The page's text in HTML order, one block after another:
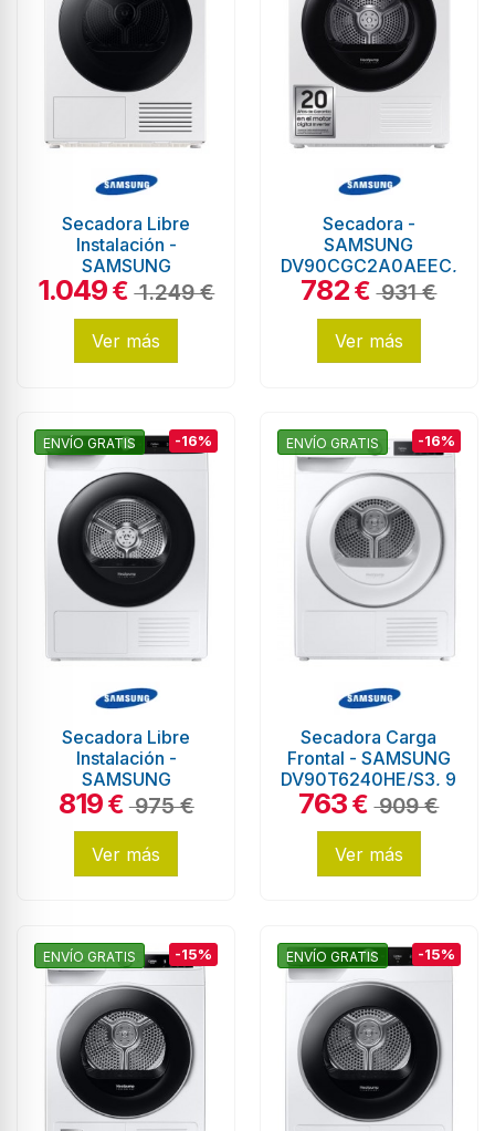
Secadora Libre
Instalación -
SAMSUNG
DV90BB7445GES3,
9 Kg, Blanco
1.049€ 1.249 €
Ver más
Secadora -
SAMSUNG
DV90CGC2A0AEEC,
9Kg, Blanco, Wifi,
Eficiencia A
782€ 931 €
Ver más
ENVÍO GRATIS -16%
Secadora Libre
Instalación -
SAMSUNG
DV90T5240AE/S3,
9Kg, Blanco
819€ 975 €
Ver más
ENVÍO GRATIS -16%
Secadora Carga
Frontal - SAMSUNG
DV90T6240HE/S3, 9
Kg, Blanco,
Eficiencia A+++
763€ 909 €
Ver más
ENVÍO GRATIS -15% ENVÍO GRATIS -15%